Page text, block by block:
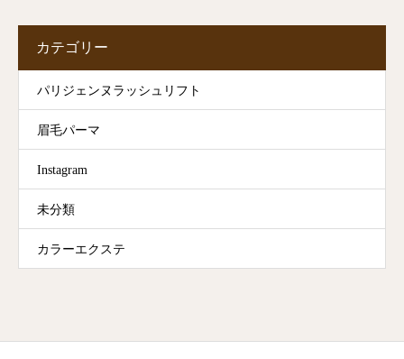
カテゴリー
パリジェンヌラッシュリフト
眉毛パーマ
Instagram
未分類
カラーエクステ